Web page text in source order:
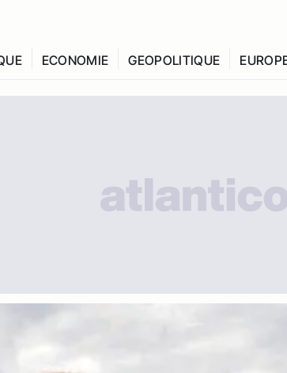
ECONOMIE GEOPOLITIQUE